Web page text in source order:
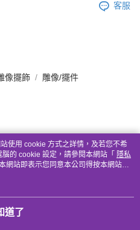
客服
像擺飾 雕像/擺件
使用 cookie 方式之詳情，及若您不希
的 cookie 設定，請參閱本網站「 隱私
網站即表示您同意本公司得按本網站使
道了